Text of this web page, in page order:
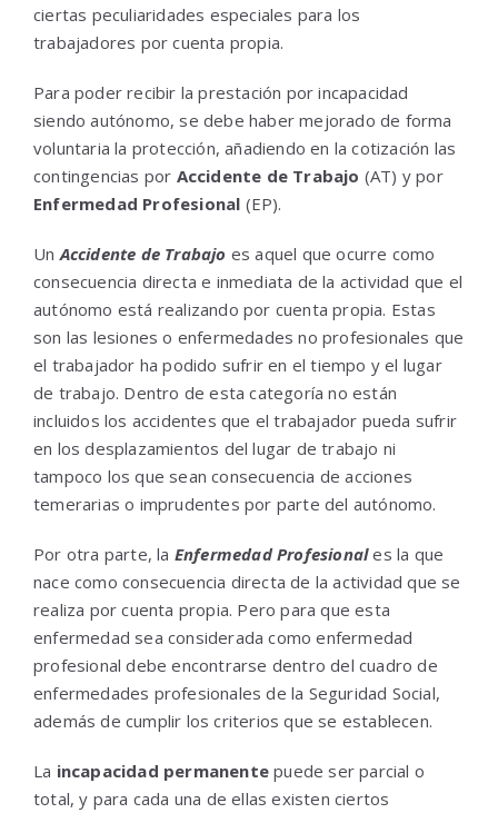
ciertas peculiaridades especiales para los
trabajadores por cuenta propia.
Para poder recibir la prestación por incapacidad
siendo autónomo, se debe haber mejorado de forma
voluntaria la protección, añadiendo en la cotización las
contingencias por Accidente de Trabajo (AT) y por
Enfermedad Profesional (EP).
UnAccidente de Trabajo es aquel que ocurre como
consecuencia directa e inmediata de la actividad que el
autónomo está realizando por cuenta propia. Estas
son las lesiones o enfermedades no profesionales que
el trabajador ha podido sufrir en el tiempo y el lugar
de trabajo. Dentro de esta categoría no están
incluidos los accidentes que el trabajador pueda sufrir
en los desplazamientos del lugar de trabajo ni
tampoco los que sean consecuencia de acciones
temerarias o imprudentes por parte del autónomo.
Por otra parte, la Enfermedad Profesionales la que
nace como consecuencia directa de la actividad que se
realiza por cuenta propia. Pero para que esta
enfermedad sea considerada como enfermedad
profesional debe encontrarse dentro del cuadro de
enfermedades profesionales de la Seguridad Social,
además de cumplir los criterios que se establecen.
La incapacidad permanente puede ser parcial o
total, y para cada una de ellas existen ciertos